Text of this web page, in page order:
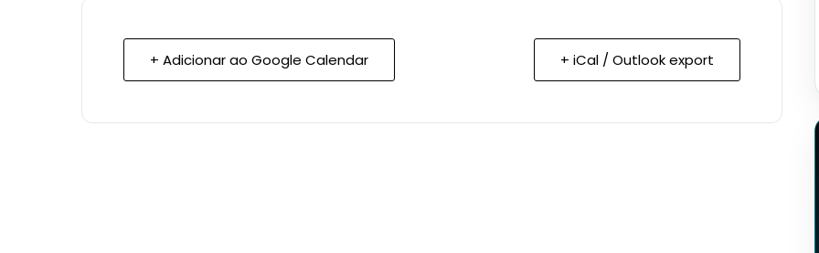
+ Adicionar ao Google Calendar + iCal / Outlook export